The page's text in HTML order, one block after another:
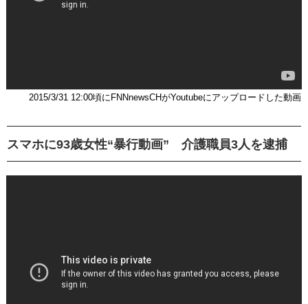
2015/3/31 12:00頃にFNNnewsCHがYoutubeにアップロードした動画
スマホに93歳女性“暴行動画” 介護職員3人を逮捕